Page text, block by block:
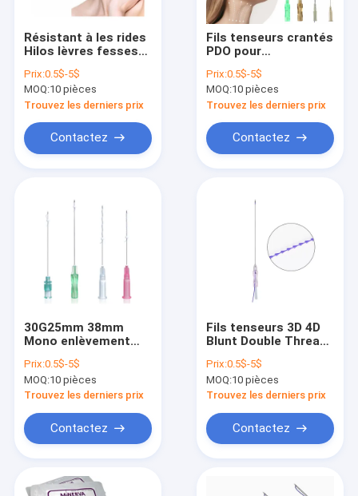
Résistant à les rides
Hilos lèvres fesses
visage Pdo Mono fils
Prix:0.5$-5$
MOQ:10 pièces
Trouvez les derniers prix
Contactez
Fils tenseurs crantés
PDO pour
Prix:0.5$-5$
MOQ:10 pièces
Trouvez les derniers prix
Contactez
30G25mm 38mm
Mono enlèvement
lifting facial
Prix:0.5$-5$
MOQ:10 pièces
Trouvez les derniers prix
Contactez
Fils tenseurs 3D 4D
Blunt Double Threads
PDO
Prix:0.5$-5$
MOQ:10 pièces
Trouvez les derniers prix
Contactez